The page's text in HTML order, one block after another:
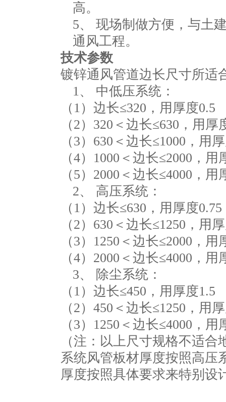
高。
5、 现场制做方便，与土
通风工程。
技术参数
镀锌通风管道边长尺寸所适
1、 中低压系统：
（1）边长≤320，用厚度0.5
（2）320＜边长≤630，用厚
（3）630＜边长≤1000，用
（4）1000＜边长≤2000，用
（5）2000＜边长≤4000，用
2、 高压系统：
（1）边长≤630，用厚度0.75
（2）630＜边长≤1250，用
（3）1250＜边长≤2000，用
（4）2000＜边长≤4000，
3、 除尘系统：
（1）边长≤450，用厚度1.5
（2）450＜边长≤1250，用
（3）1250＜边长≤4000，
（注：以上尺寸规格不适
系统风管板材厚度按照高压
厚度按照具体要求来特别设